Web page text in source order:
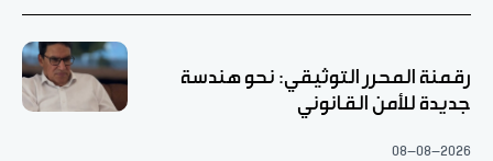
رقمنة المحرر التوثيقي: نحو هندسة
جديدة للأمن القانوني
08-08-2026